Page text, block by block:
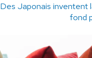
Des Japonais inventent
fond